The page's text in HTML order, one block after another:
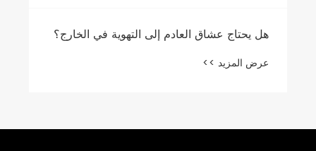
هل يحتاج عشاق العادم إلى التهوية في الخارج؟
عرض المزيد >>